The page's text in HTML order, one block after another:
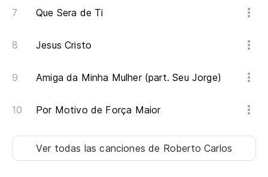
Que Sera de Ti
Jesus Cristo
Amiga da Minha Mulher (part. Seu Jorge)
Por Motivo de Força Maior
Ver todas las cancionesde Roberto Carlos